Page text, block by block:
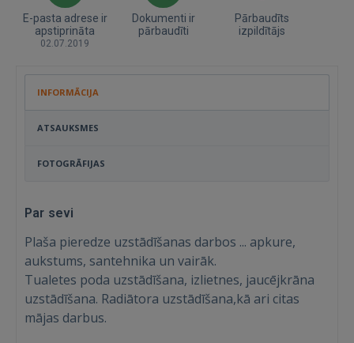
E-pasta adrese ir
apstiprināta
02.07.2019
Dokumenti ir
pārbaudīti
Pārbaudīts
izpildītājs
INFORMĀCIJA
ATSAUKSMES
FOTOGRĀFIJAS
Par sevi
Plaša pieredze uzstādīšanas darbos ... apkure,
aukstums, santehnika un vairāk.
Tualetes poda uzstādīšana, izlietnes, jaucējkrāna
uzstādīšana. Radiātora uzstādīšana,kā ari citas
mājas darbus.